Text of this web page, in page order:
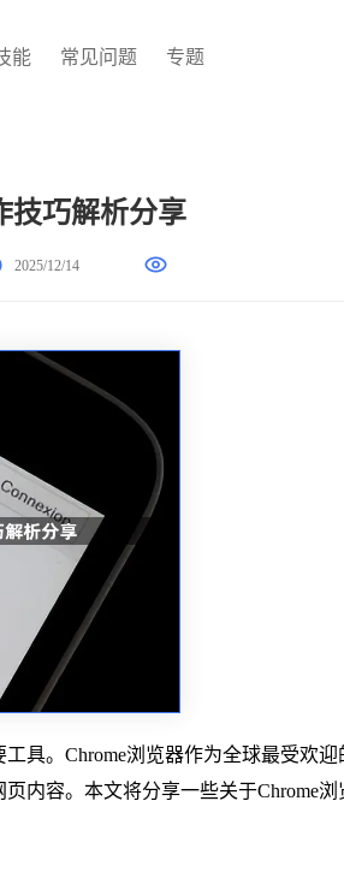
能 常见问题 专题
技巧解析分享
2025/12/14
具。Chrome浏览器作为全球最受欢迎
内容。本文将分享一些关于Chrome浏